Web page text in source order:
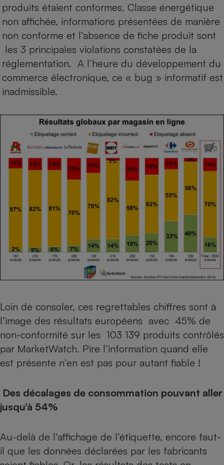
produits étaient conformes. Classe énergétique
non affichée, informations présentées de manière
non conforme et l’absence de fiche produit sont
les 3 principales violations constatées de la
réglementation. A l’heure du développement du
commerce électronique, ce « bug » informatif est
inadmissible.
Loin de consoler, ces regrettables chiffres sont à
l’image des résultats européens avec 45% de
non-conformité sur les 103 139 produits contrôlés
par MarketWatch. Pire l’information quand elle
est présente n’en est pas pour autant fiable !
Des décalages de consommation pouvant aller
jusqu’à 54%
Au-delà de l’affichage de l’étiquette, encore faut-
il que les données déclarées par les fabricants